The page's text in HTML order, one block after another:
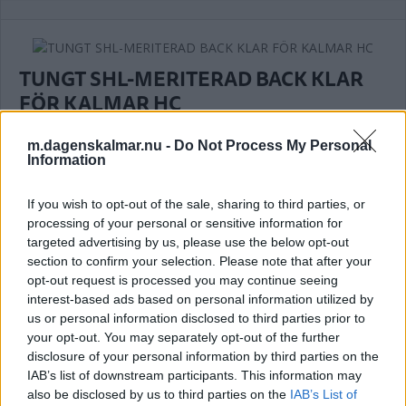
m.dagenskalmar.nu - Do Not Process My Personal
Information
If you wish to opt-out of the sale, sharing to third parties, or
processing of your personal or sensitive information for
targeted advertising by us, please use the below opt-out
section to confirm your selection. Please note that after your
opt-out request is processed you may continue seeing
interest-based ads based on personal information utilized by
us or personal information disclosed to third parties prior to
your opt-out. You may separately opt-out of the further
disclosure of your personal information by third parties on the
IAB’s list of downstream participants. This information may
also be disclosed by us to third parties on the IAB’s List of
TUNGT SHL-MERITERAD BACK KLAR
FÖR KALMAR HC
Nykomlingens värvningskalas går inte
av för hackor – KHC-duo ansluter
ISHOCKEY 21 juli 2026 17.00
Annons: